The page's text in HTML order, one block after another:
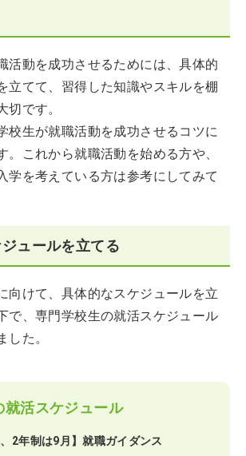
活動を成功させるためには、具体的
立てて、習得した知識やスキルを棚
切です。
校生が就職活動を成功させるコツに
。これから就職活動を始める方や、
学を考えている方は参考にしてみて
ュールを立てる
向けて、具体的なスケジュールを立
で、専門学校生の就活スケジュール
した。
就活スケジュール
、2年制は9月】就職ガイダンス